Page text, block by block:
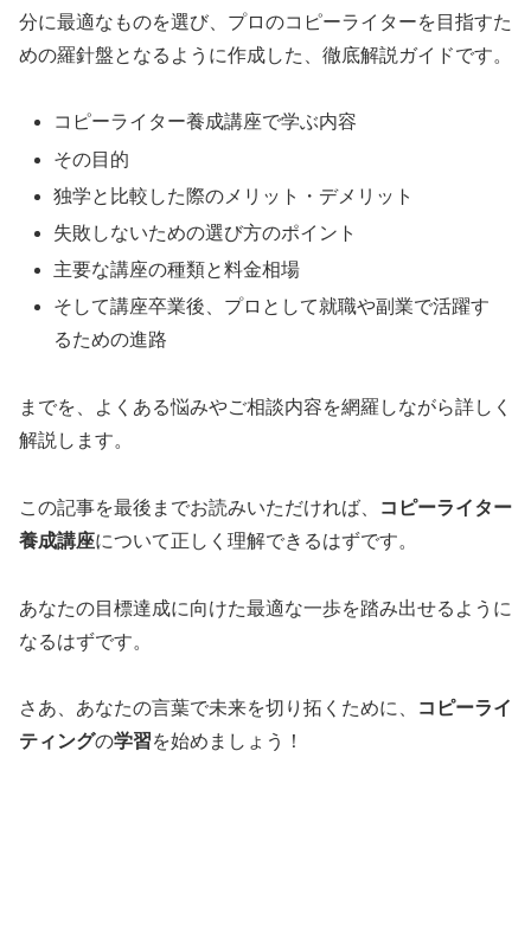
分に最適なものを選び、プロのコピーライターを目指すた
めの羅針盤となるように作成した、徹底解説ガイドです。
コピーライター養成講座で学ぶ内容
その目的
独学と比較した際のメリット・デメリット
失敗しないための選び方のポイント
主要な講座の種類と料金相場
そして講座卒業後、プロとして就職や副業で活躍す
るための進路
までを、よくある悩みやご相談内容を網羅しながら詳しく
解説します。
この記事を最後までお読みいただければ、
コピーライター
養成講座について正しく理解できるはずです。
あなたの目標達成に向けた最適な一歩を踏み出せるように
なるはずです。
さあ、あなたの言葉で未来を切り拓くために、
コピーライ
ティングの学習を始めましょう！